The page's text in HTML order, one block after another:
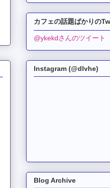
カフェの話題ばかりの
@ykekdさんのツイート
Instagram (@dlvhe)
Blog Archive